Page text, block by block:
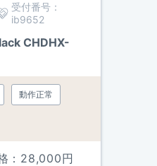
受付番号：
ib9652
CHDHX-
動作正常
： 28,000円